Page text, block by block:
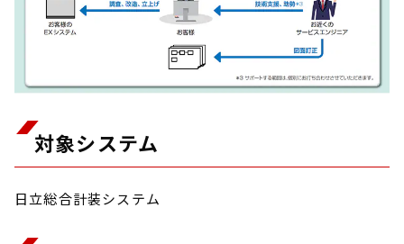
対象システム
日立総合計装システム